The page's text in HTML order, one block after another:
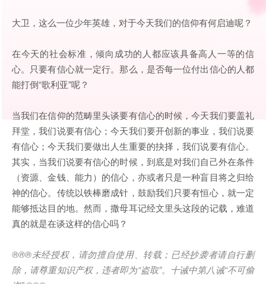
大卫，这么一位少年英雄，对于今天我们的信仰有何启迪呢？
在今天的社会标准，倾向成功的人都应该具备高人一等的信
心。只要有信心就一定行。那么，是否每一位付出信心的人都
能打倒“歌利亚”呢？
当我们在信仰的范畴里头谈要有信心的时候，今天我们要盖礼
拜堂，我们说要有信心；今天我们要开创新的事业，我们说要
有信心；今天我们要做出人生重要的抉择，我们说要有信心。
其实，当我们说要有信心的时候，到底是对我们自己外在条件
（资源、金钱、能力）的信心，亦或者只是一种盲目将之归给
神的信心。传统以铁棒磨成针，鼓励我们只要有恒心，就一定
能够抵达目的地。然而，撒母耳记经文里头这段的记载，难道
真的就是在谈这样的信心吗？
®®®未经授权，请勿擅自使用、转载；已经抄袭者请自行删
除，请尊重知识产权，违者即为“盗取”。十诫中第八诫“不可偷